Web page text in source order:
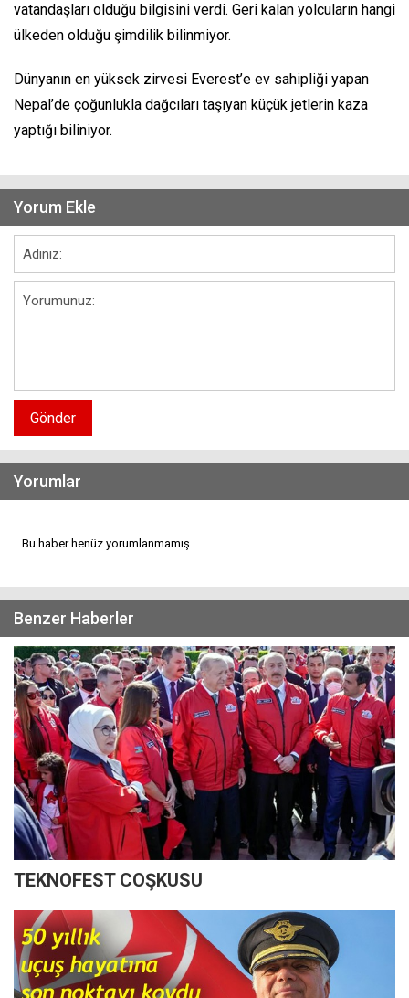
vatandaşları olduğu bilgisini verdi. Geri kalan yolcuların hangi
ülkeden olduğu şimdilik bilinmiyor.
Dünyanın en yüksek zirvesi Everest’e ev sahipliği yapan
Nepal’de çoğunlukla dağcıları taşıyan küçük jetlerin kaza
yaptığı biliniyor.
Yorum Ekle
Gönder
Yorumlar
Bu haber henüz yorumlanmamış...
Benzer Haberler
TEKNOFEST COŞKUSU